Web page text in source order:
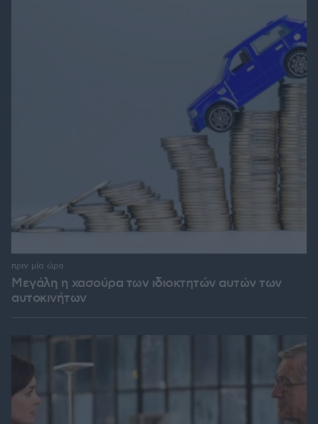
Μεγάλη η χασούρα των ιδιοκτητών αυτών των
αυτοκινήτων
πριν μία ώρα